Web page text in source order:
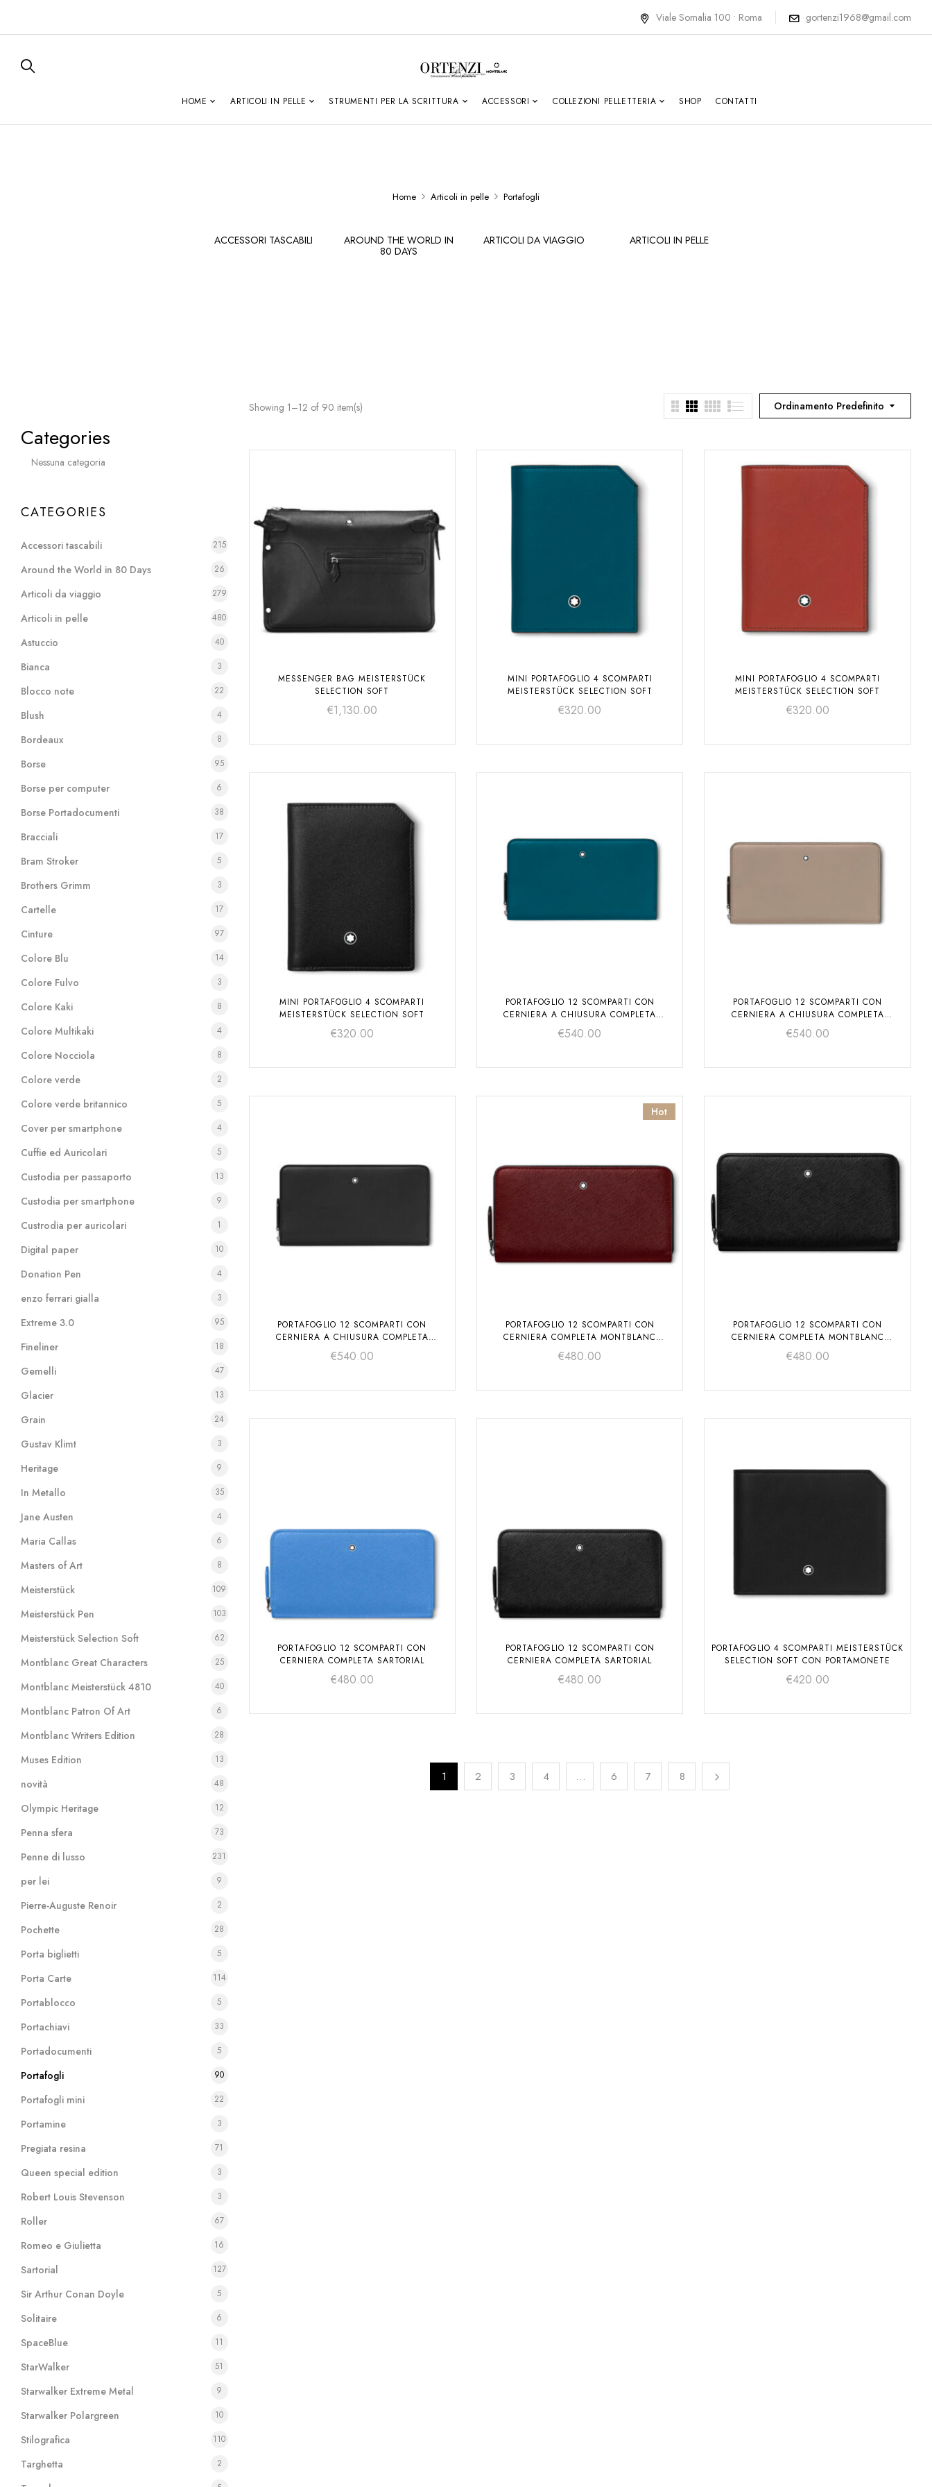
Viale Somalia 100 • Roma gortenzi1968@gmail.com
HOME ARTICOLI IN PELLE STRUMENTI PER LA SCRITTURA ACCESSORI COLLEZIONI PELLETTERIA SHOP CONTATTI
Home Articoli in pelle Portafogli
ACCESSORI TASCABILI
AROUND THE WORLD IN
80 DAYS
ARTICOLI DA VIAGGIO ARTICOLI IN PELLE
Categories
Nessuna categoria
CATEGORIES
Accessori tascabili 215
Around the World in 80 Days 26
Articoli da viaggio 279
Articoli in pelle 480
Astuccio 40
Bianca 3
Blocco note 22
Blush 4
Bordeaux 8
Borse 95
Borse per computer 6
Borse Portadocumenti 38
Bracciali 17
Bram Stroker 5
Brothers Grimm 3
Cartelle 17
Cinture 97
Colore Blu 14
Colore Fulvo 3
Colore Kaki 8
Colore Multikaki 4
Colore Nocciola 8
Colore verde 2
Colore verde britannico 5
Cover per smartphone 4
Cuffie ed Auricolari 5
Custodia per passaporto 13
Custodia per smartphone 9
Custrodia per auricolari 1
Digital paper 10
Donation Pen 4
enzo ferrari gialla 3
Extreme 3.0 95
Fineliner 18
Gemelli 47
Glacier 13
Grain 24
Gustav Klimt 3
Heritage 9
In Metallo 35
Jane Austen 4
Maria Callas 6
Masters of Art 8
Meisterstück 109
Meisterstück Pen 103
Meisterstück Selection Soft 62
Montblanc Great Characters 25
Montblanc Meisterstück 4810 40
Montblanc Patron Of Art 6
Montblanc Writers Edition 28
Muses Edition 13
novità 48
Olympic Heritage 12
Penna sfera 73
Penne di lusso 231
per lei 9
Pierre-Auguste Renoir 2
Pochette 28
Porta biglietti 5
Porta Carte 114
Portablocco 5
Portachiavi 33
Portadocumenti 5
Portafogli 90
Portafogli mini 22
Portamine 3
Pregiata resina 71
Queen special edition 3
Robert Louis Stevenson 3
Roller 67
Romeo e Giulietta 16
Sartorial 127
Sir Arthur Conan Doyle 5
Solitaire 6
SpaceBlue 11
StarWalker 51
Starwalker Extreme Metal 9
Starwalker Polargreen 10
Stilografica 110
Targhetta 2
Ordinamento Predefinito
Showing 1–12 of 90 item(s)
MESSENGER BAG MEISTERSTÜCK
SELECTION SOFT
€1,130.00
MINI PORTAFOGLIO 4 SCOMPARTI
MEISTERSTÜCK SELECTION SOFT
€320.00
MINI PORTAFOGLIO 4 SCOMPARTI
MEISTERSTÜCK SELECTION SOFT
€320.00
MINI PORTAFOGLIO 4 SCOMPARTI
MEISTERSTÜCK SELECTION SOFT
€320.00
PORTAFOGLIO 12 SCOMPARTI CON
CERNIERA A CHIUSURA COMPLETA
MEISTERSTÜCK SELECTION SOFT
€540.00
PORTAFOGLIO 12 SCOMPARTI CON
CERNIERA A CHIUSURA COMPLETA
MEISTERSTÜCK SELECTION SOFT
€540.00
PORTAFOGLIO 12 SCOMPARTI CON
CERNIERA A CHIUSURA COMPLETA
MEISTERSTÜCK SELECTION SOFT
€540.00
Hot
PORTAFOGLIO 12 SCOMPARTI CON
CERNIERA COMPLETA MONTBLANC
SARTORIAL
€480.00
PORTAFOGLIO 12 SCOMPARTI CON
CERNIERA COMPLETA MONTBLANC
SARTORIAL
€480.00
PORTAFOGLIO 12 SCOMPARTI CON
CERNIERA COMPLETA SARTORIAL
€480.00
PORTAFOGLIO 12 SCOMPARTI CON
CERNIERA COMPLETA SARTORIAL
€480.00
PORTAFOGLIO 4 SCOMPARTI MEISTERSTÜCK
SELECTION SOFT CON PORTAMONETE
€420.00
1 2 3 4 … 6 7 8